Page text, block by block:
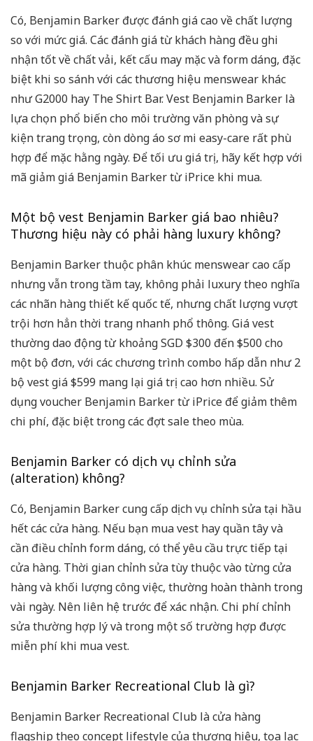
Có, Benjamin Barker được đánh giá cao về chất lượng
so với mức giá. Các đánh giá từ khách hàng đều ghi
nhận tốt về chất vải, kết cấu may mặc và form dáng, đặc
biệt khi so sánh với các thương hiệu menswear khác
như G2000 hay The Shirt Bar. Vest Benjamin Barker là
lựa chọn phổ biến cho môi trường văn phòng và sự
kiện trang trọng, còn dòng áo sơ mi easy-care rất phù
hợp để mặc hằng ngày. Để tối ưu giá trị, hãy kết hợp với
mã giảm giá Benjamin Barker từ iPrice khi mua.
Một bộ vest Benjamin Barker giá bao nhiêu?
Thương hiệu này có phải hàng luxury không?
Benjamin Barker thuộc phân khúc menswear cao cấp
nhưng vẫn trong tầm tay, không phải luxury theo nghĩa
các nhãn hàng thiết kế quốc tế, nhưng chất lượng vượt
trội hơn hẳn thời trang nhanh phổ thông. Giá vest
thường dao động từ khoảng SGD $300 đến $500 cho
một bộ đơn, với các chương trình combo hấp dẫn như 2
bộ vest giá $599 mang lại giá trị cao hơn nhiều. Sử
dụng voucher Benjamin Barker từ iPrice để giảm thêm
chi phí, đặc biệt trong các đợt sale theo mùa.
Benjamin Barker có dịch vụ chỉnh sửa
(alteration) không?
Có, Benjamin Barker cung cấp dịch vụ chỉnh sửa tại hầu
hết các cửa hàng. Nếu bạn mua vest hay quần tây và
cần điều chỉnh form dáng, có thể yêu cầu trực tiếp tại
cửa hàng. Thời gian chỉnh sửa tùy thuộc vào từng cửa
hàng và khối lượng công việc, thường hoàn thành trong
vài ngày. Nên liên hệ trước để xác nhận. Chi phí chỉnh
sửa thường hợp lý và trong một số trường hợp được
miễn phí khi mua vest.
Benjamin Barker Recreational Club là gì?
Benjamin Barker Recreational Club là cửa hàng
flagship theo concept lifestyle của thương hiệu, tọa lạc